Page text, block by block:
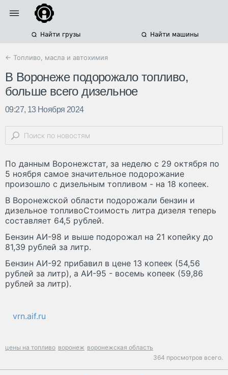
Найти грузы Найти машины
← Топливо, масла и автохимия
В Воронеже подорожало топливо,
больше всего дизельное
09:27, 13 Ноября 2024
По данным Воронежстат, за неделю с 29 октября по
5 ноября самое значительное подорожание
произошло с дизельным топливом - на 18 копеек.
В Воронежской области подорожали бензин и
дизельное топливоСтоимость литра дизеля теперь
составляет 64,5 рублей.
Бензин АИ-98 и выше подорожал на 21 копейку до
81,39 рублей за литр.
Бензин АИ-92 прибавил в цене 13 копеек (54,56
рублей за литр), а АИ-95 - восемь копеек (59,86
рублей за литр).
vrn.aif.ru
цены на топливо воронеж воронежская область
364 просмотров всего.